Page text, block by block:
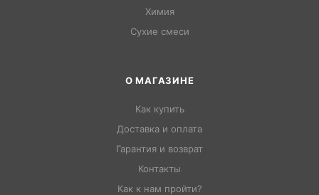
Химия
Сухие смеси
О МАГАЗИНЕ
Как купить
Доставка и оплата
Гарантия и возврат
Контакты
Как к нам пройти?